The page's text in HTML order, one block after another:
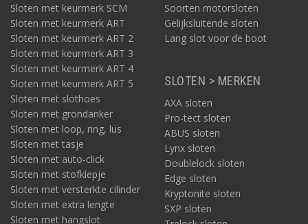
Sloten met keurmerk SCM
Sloten met keurmerk ART
Sloten met keurmerk ART 2
Sloten met keurmerk ART 3
Sloten met keurmerk ART 4
Sloten met keurmerk ART 5
Sloten met slothoes
Sloten met grondanker
Sloten met loop, ring, lus
Sloten met tasje
Sloten met auto-click
Sloten met stofklepje
Sloten met versterkte cilinder
Sloten met extra lengte
Sloten met hangslot
Soorten motorsloten
Gelijksluitende sloten
Lang slot voor de boot
SLOTEN > MERKEN
AXA sloten
Pro-tect sloten
ABUS sloten
Lynx sloten
Doublelock sloten
Edge sloten
Kryptonite sloten
SXP sloten